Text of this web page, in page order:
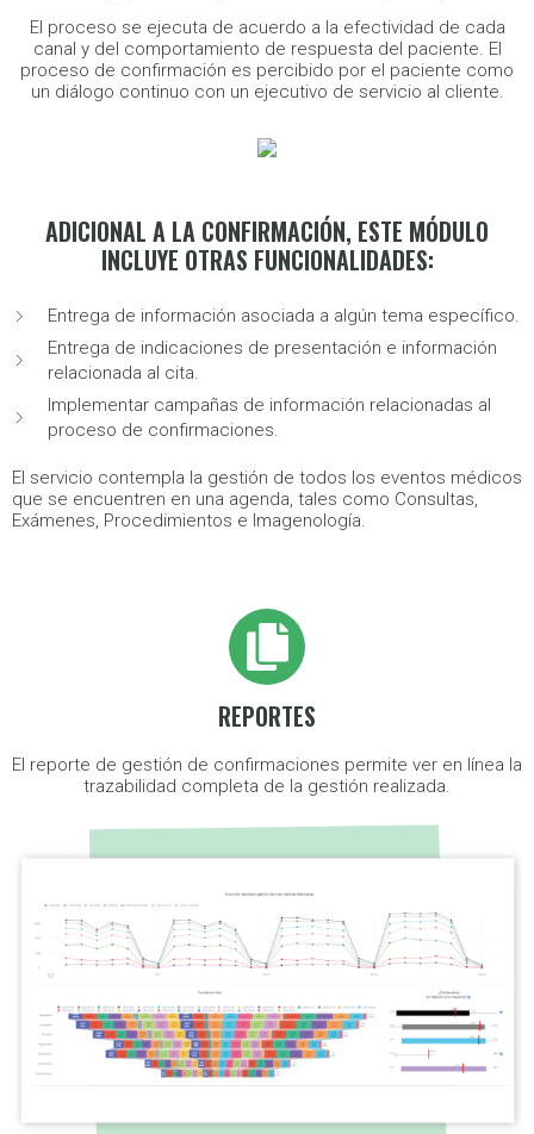
El proceso se ejecuta de acuerdo a la efectividad de cada
canal y del comportamiento de respuesta del paciente. El
proceso de confirmación es percibido por el paciente como
un diálogo continuo con un ejecutivo de servicio al cliente.
ADICIONAL A LA CONFIRMACIÓN, ESTE MÓDULO
INCLUYE OTRAS FUNCIONALIDADES:
Entrega de información asociada a algún tema específico.
Entrega de indicaciones de presentación e información
relacionada al cita.
Implementar campañas de información relacionadas al
proceso de confirmaciones.
El servicio contempla la gestión de todos los eventos médicos
que se encuentren en una agenda, tales como Consultas,
Exámenes, Procedimientos e Imagenología.
REPORTES
El reporte de gestión de confirmaciones permite ver en línea la
trazabilidad completa de la gestión realizada.